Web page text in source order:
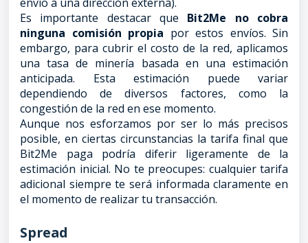
Es importante destacar que Bit2Me no cobra
ninguna comisión propia por estos envíos. Sin
embargo, para cubrir el costo de la red, aplicamos
una tasa de minería basada en una estimación
anticipada. Esta estimación puede variar
dependiendo de diversos factores, como la
congestión de la red en ese momento.
Aunque nos esforzamos por ser lo más precisos
posible, en ciertas circunstancias la tarifa final que
Bit2Me paga podría diferir ligeramente de la
estimación inicial. No te preocupes: cualquier tarifa
adicional siempre te será informada claramente en
el momento de realizar tu transacción.
Spread